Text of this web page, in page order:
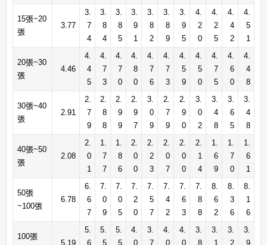
15張~20
張
3.77
3.
7
4
3.
8
4
3.
8
5
3.
9
1
3.
8
2
3.
8
9
3.
9
5
4.
2
0
4.
2
5
4.
4
2
4.
5
1
20張~30
張
4.46
4.
4
5
4.
7
3
4.
7
0
4.
8
0
4.
7
6
4.
7
3
4.
5
9
4.
5
0
4.
7
5
4.
6
0
4.
4
8
30張~40
張
2.91
2.
7
9
2.
8
8
2.
9
9
2.
9
7
3.
0
9
2.
7
9
2.
9
0
3.
0
2
3.
4
8
3.
6
5
3.
4
8
40張~50
張
2.08
2.
0
1
1.
7
7
1.
8
6
2.
0
0
2.
2
3
2.
0
7
2.
0
0
2.
1
4
1.
6
9
1.
7
0
1.
6
1
50張
~100張
6.78
6.
6
7
7.
0
9
7.
0
5
7.
2
0
7.
5
7
7.
4
2
7.
6
3
7.
8
8
8.
6
2
8.
3
6
8.
1
6
100張
5.19
5.
6
5.
5
5.
5
4.
0
3.
7
4.
0
4.
0
3.
8
3.
1
3.
2
3.
9